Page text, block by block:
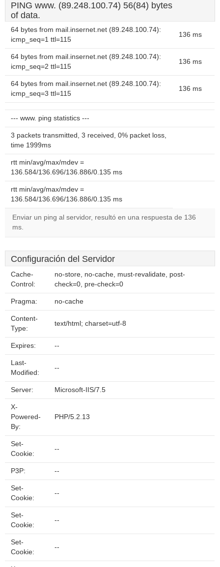
PING www. (89.248.100.74) 56(84) bytes
of data.
64 bytes from mail.insernet.net (89.248.100.74):
icmp_seq=1 ttl=115
136 ms
64 bytes from mail.insernet.net (89.248.100.74):
icmp_seq=2 ttl=115
136 ms
64 bytes from mail.insernet.net (89.248.100.74):
icmp_seq=3 ttl=115
136 ms
--- www. ping statistics ---
3 packets transmitted, 3 received, 0% packet loss,
time 1999ms
rtt min/avg/max/mdev =
136.584/136.696/136.886/0.135 ms
rtt min/avg/max/mdev =
136.584/136.696/136.886/0.135 ms
Enviar un ping al servidor, resultó en una respuesta de 136
ms.
Configuración del Servidor
Cache-
Control:
no-store, no-cache, must-revalidate, post-
check=0, pre-check=0
Pragma: no-cache
Content-
Type:
text/html; charset=utf-8
Expires: --
Last-
Modified:
--
Server: Microsoft-IIS/7.5
X-
Powered-
By:
PHP/5.2.13
Set-
Cookie:
--
P3P: --
Set-
Cookie:
--
Set-
Cookie:
--
Set-
Cookie:
--